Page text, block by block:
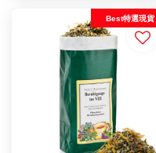
Best特選現貨